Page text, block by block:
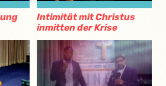
Intimität mit Christus
inmitten der Krise